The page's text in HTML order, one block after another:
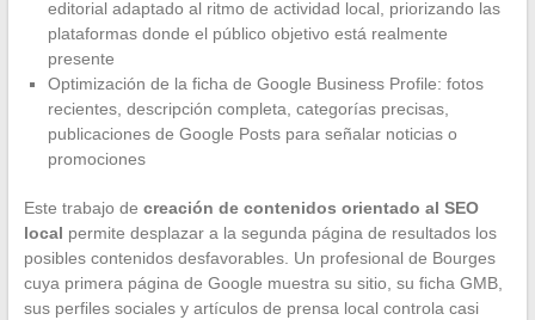
editorial adaptado al ritmo de actividad local, priorizando las
plataformas donde el público objetivo está realmente
presente
Optimización de la ficha de Google Business Profile: fotos
recientes, descripción completa, categorías precisas,
publicaciones de Google Posts para señalar noticias o
promociones
Este trabajo de creación de contenidos orientado al SEO
local permite desplazar a la segunda página de resultados los
posibles contenidos desfavorables. Un profesional de Bourges
cuya primera página de Google muestra su sitio, su ficha GMB,
sus perfiles sociales y artículos de prensa local controla casi